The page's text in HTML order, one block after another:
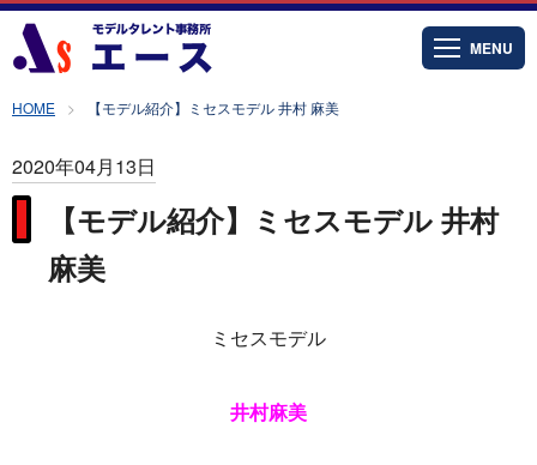
MENU
HOME 【モデル紹介】ミセスモデル 井村 麻美
2020年04月13日
【モデル紹介】ミセスモデル 井村
麻美
ミセスモデル
井村麻美